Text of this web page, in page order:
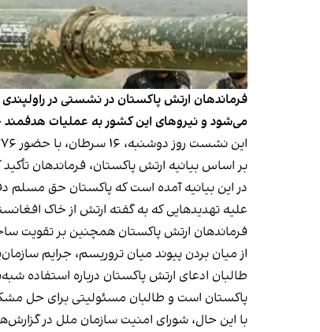
فرماندهان ارتش پاکستان در نشستی در
می‌شود و نیروهای این کشور به عملیات هدفمند
این نشست روز دوشنبه، ۱۶ سرطان، با حضور ۲۷۶ فرمانده ارتش به ریاست عاصم منیر، رئیس ستاد ارتش و فرمانده نیروهای مسلح پاکستان، برگزار شد.
بر اساس بیانیه ارتش پاکستان، فرماندهان
در این بیانیه آمده است که پاکستان حق مسلم
علیه تهدیدهایی که به گفته ارتش از خاک
فرماندهان ارتش پاکستان همچنین بر تقویت
از میان بردن پیوند میان تروریسم، جرایم
طالبان ادعای ارتش پاکستان درباره استفاده
پاکستان است و طالبان مسئولیتی برای حل
با این حال، شورای امنیت سازمان ملل در